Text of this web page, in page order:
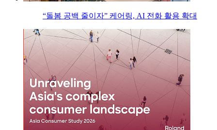
“돌봄 공백 줄이자” 케어링, AI 전화 활용 확대